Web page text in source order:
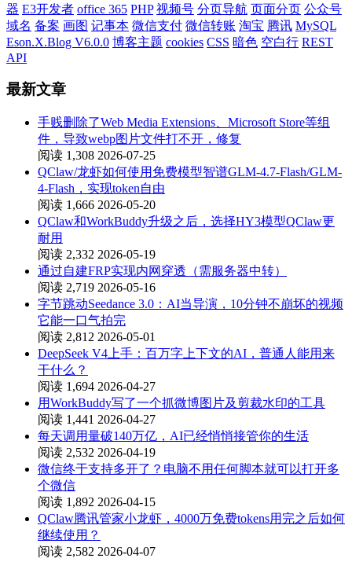
器 E3开发者 office 365 PHP 视频号 分页导航 页面分页 公众号
域名 备案 画图 记事本 微信支付 微信转账 淘宝 腾讯 MySQL
Eson.X.Blog V6.0.0 博客主题 cookies CSS 暗色 空白行 REST
API
最新文章
手贱删除了Web Media Extensions、Microsoft Store等组
件，导致webp图片文件打不开，修复
阅读 1,308 2026-07-25
QClaw/龙虾如何使用免费模型智谱GLM-4.7-Flash/GLM-
4-Flash，实现token自由
阅读 1,666 2026-05-20
QClaw和WorkBuddy升级之后，选择HY3模型QClaw更
耐用
阅读 2,332 2026-05-19
通过自建FRP实现内网穿透（需服务器中转）
阅读 2,719 2026-05-16
字节跳动Seedance 3.0：AI当导演，10分钟不崩坏的视频
它能一口气拍完
阅读 2,812 2026-05-01
DeepSeek V4上手：百万字上下文的AI，普通人能用来
干什么？
阅读 1,694 2026-04-27
用WorkBuddy写了一个抓微博图片及剪裁水印的工具
阅读 1,441 2026-04-27
每天调用量破140万亿，AI已经悄悄接管你的生活
阅读 2,532 2026-04-19
微信终于支持多开了？电脑不用任何脚本就可以打开多
个微信
阅读 1,892 2026-04-15
QClaw腾讯管家小龙虾，4000万免费tokens用完之后如何
继续使用？
阅读 2,582 2026-04-07